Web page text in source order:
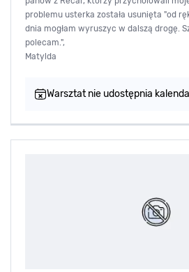
problemu usterka została usunięta "od
dnia mogłam wyruszyc w dalszą drogę.
polecam.",
Matylda
Warsztat nie udostępnia